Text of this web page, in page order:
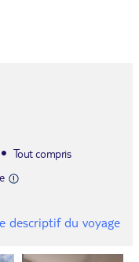
Tout compris
descriptif du voyage